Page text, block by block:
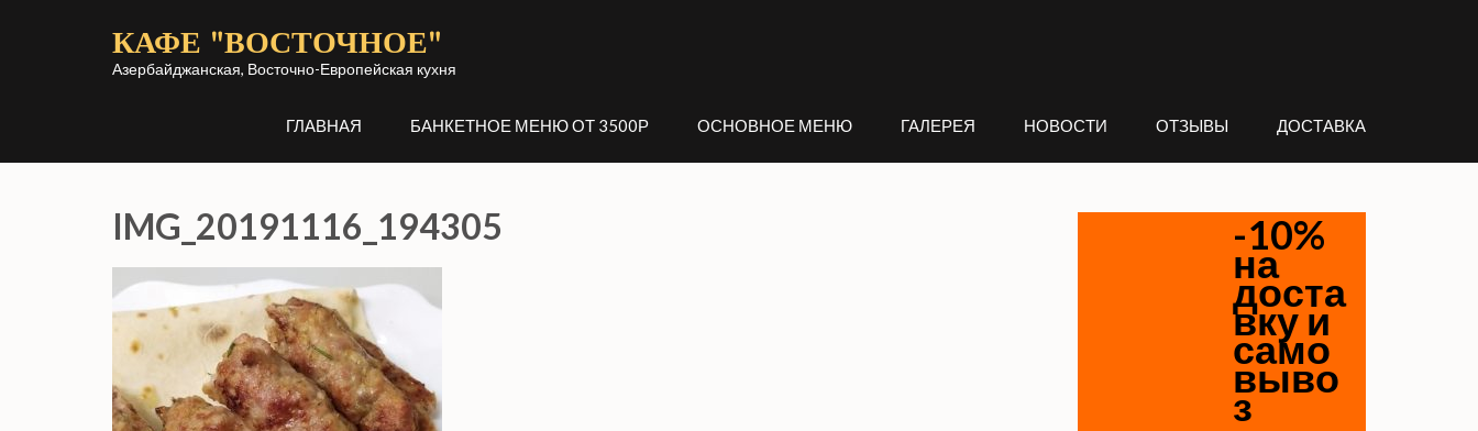
КАФЕ "ВОСТОЧНОЕ"
Азербайджанская, Восточно-Европейская кухня
ГЛАВНАЯ БАНКЕТНОЕ МЕНЮ ОТ 3500Р ОСНОВНОЕ МЕНЮ ГАЛЕРЕЯ НОВОСТИ ОТЗЫВЫ ДОСТАВКА
IMG_20191116_194305 -10%
на
доста
вку и
само
выво
з